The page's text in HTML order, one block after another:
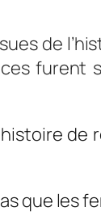
de
furent
que les